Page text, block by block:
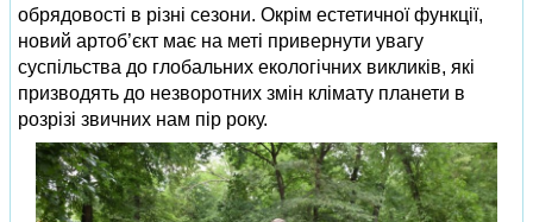
обрядовості в різні сезони. Окрім естетичної функції,
новий артоб’єкт має на меті привернути увагу
суспільства до глобальних екологічних викликів, які
призводять до незворотних змін клімату планети в
розрізі звичних нам пір року.